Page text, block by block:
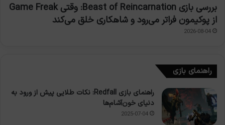
بررسی بازی Beast of Reincarnation: وقتی Game Freak
از پوکیمون فراتر می‌رود و شاهکاری خلق می‌کند
2026-08-04
راهنمای بازی
راهنمای بازی Redfall: نکات طلایی پیش از ورود به
دنیای خون‌آشام‌ها
2025-07-04